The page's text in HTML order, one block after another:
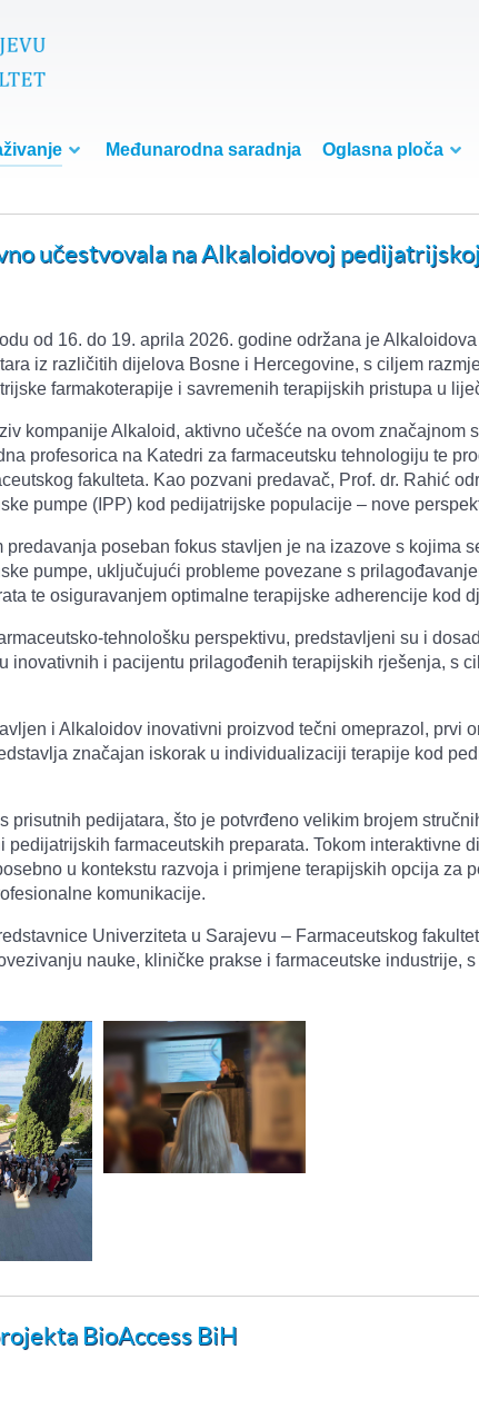
Međunarodna saradnja Oglasna ploča
učestvovala na Alkaloidovoj
od 16. do 19. aprila 2026. godine održana je
iz različitih dijelova Bosne i Hercegovine, s ciljem
farmakoterapije i savremenih terapijskih pristupa u
kompanije Alkaloid, aktivno učešće na ovom značajnom
profesorica na Katedri za farmaceutsku tehnologiju te
fakulteta. Kao pozvani predavač, Prof. dr. Rahić
pumpe (IPP) kod pedijatrijske populacije – nove
predavanja poseban fokus stavljen je na izazove s kojima
pumpe, uključujući probleme povezane s
te osiguravanjem optimalne terapijske adherencije kod
tehnološku perspektivu, predstavljeni su i
inovativnih i pacijentu prilagođenih terapijskih rješenja, s
i Alkaloidov inovativni proizvod tečni omeprazol, prvi
značajan iskorak u individualizaciji terapije kod
prisutnih pedijatara, što je potvrđeno velikim brojem
pedijatrijskih farmaceutskih preparata. Tokom
u kontekstu razvoja i primjene terapijskih opcija za
komunikacije.
Univerziteta u Sarajevu – Farmaceutskog
nauke, kliničke prakse i farmaceutske industrije,
BioAccess BiH